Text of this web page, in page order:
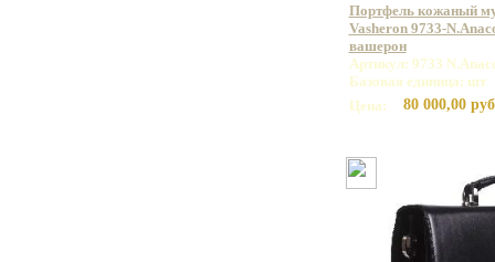
Портфель кожаный
Vasheron 9733-
вашерон
Артикул: 9733
Базовая единица: шт
Цена:
80 000,00